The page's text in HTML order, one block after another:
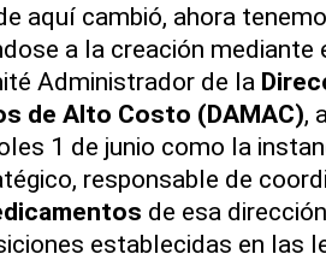
aquí cambió, ahora
a la creación
Administrador de la
de Alto Costo (DAMAC),
1 de junio como la
responsable de
de esa
establecidas en las